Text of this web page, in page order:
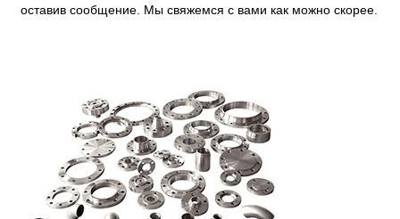
оставив сообщение. Мы свяжемся с вами как можно скорее.